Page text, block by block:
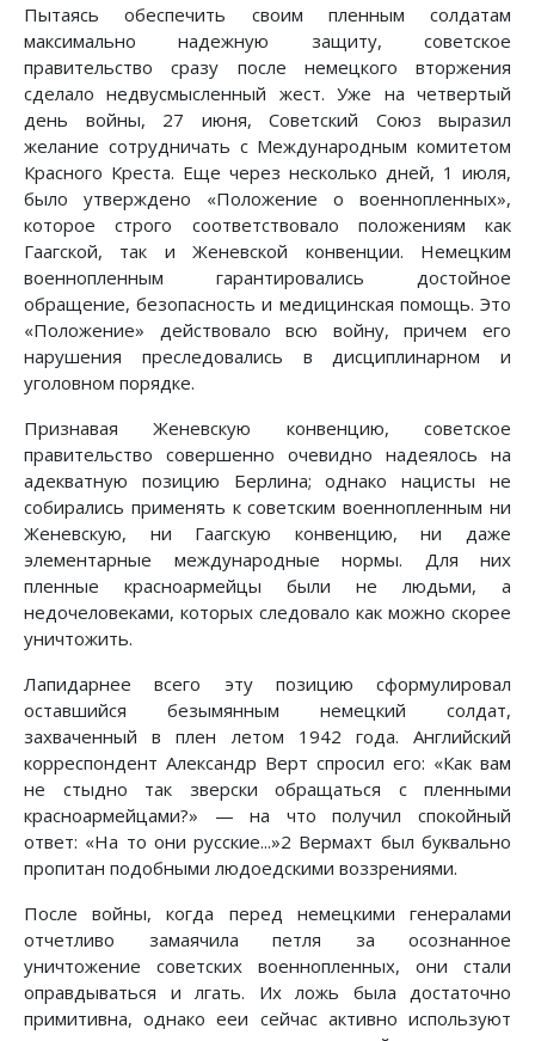
Пытаясь обеспечить своим пленным солдатам
максимально надежную защиту, советское
правительство сразу после немецкого вторжения
сделало недвусмысленный жест. Уже на четвертый
день войны, 27 июня, Советский Союз выразил
желание сотрудничать с Международным комитетом
Красного Креста. Еще через несколько дней, 1 июля,
было утверждено «Положение о военнопленных»,
которое строго соответствовало положениям как
Гаагской, так и Женевской конвенции. Немецким
военнопленным гарантировались достойное
обращение, безопасность и медицинская помощь. Это
«Положение» действовало всю войну, причем его
нарушения преследовались в дисциплинарном и
уголовном порядке.
Признавая Женевскую конвенцию, советское
правительство совершенно очевидно надеялось на
адекватную позицию Берлина; однако нацисты не
собирались применять к советским военнопленным ни
Женевскую, ни Гаагскую конвенцию, ни даже
элементарные международные нормы. Для них
пленные красноармейцы были не людьми, а
недочеловеками, которых следовало как можно скорее
уничтожить.
Лапидарнее всего эту позицию сформулировал
оставшийся безымянным немецкий солдат,
захваченный в плен летом 1942 года. Английский
корреспондент Александр Верт спросил его: «Как вам
не стыдно так зверски обращаться с пленными
красноармейцами?» — на что получил спокойный
ответ: «На то они русские...»2 Вермахт был буквально
пропитан подобными людоедскими воззрениями.
После войны, когда перед немецкими генералами
отчетливо замаячила петля за осознанное
уничтожение советских военнопленных, они стали
оправдываться и лгать. Их ложь была достаточно
примитивна, однако ееи сейчас активно используют